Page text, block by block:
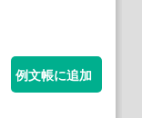
例文帳に追加